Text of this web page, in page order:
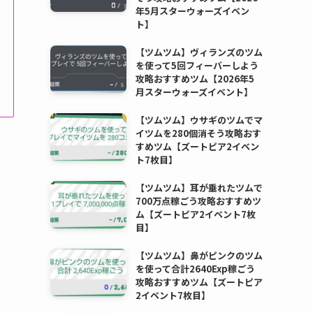
年5月スターウォーズイベン
ト】
【ツムツム】ヴィランズのツム
を使って5回フィーバーしよう
攻略おすすめツム【2026年5
月スターウォーズイベント】
【ツムツム】ウサギのツムでマ
イツムを280個消そう攻略おす
すめツム【ズートピア2イベン
ト7枚目】
【ツムツム】耳が垂れたツムで
700万点稼ごう攻略おすすめツ
ム【ズートピア2イベント7枚
目】
【ツムツム】鼻がピンクのツム
を使って合計2640Exp稼ごう
攻略おすすめツム【ズートピア
2イベント7枚目】